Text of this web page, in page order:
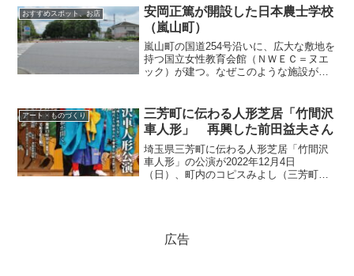
き、喜多院の天海大僧正が大法要を営ん
だ。仙波東照宮には、まだ...
おすすめスポット、お店
安岡正篤が開設した日本農士学校
（嵐山町）
嵐山町の国道254号沿いに、広大な敷地を
持つ国立女性教育会館（ＮＷＥＣ＝ヌエ
ック）が建つ。なぜこのような施設がこ
勅を刪修し、戦後の歴代首相の指南番と
言われ、元号「平成」...
アート・ものづくり
三芳町に伝わる人形芝居「竹間沢
車人形」 再興した前田益夫さん
埼玉県三芳町に伝わる人形芝居「竹間沢
車人形」の公演が2022年12月4日
（日）、町内のコピスみよし（三芳町文
広告